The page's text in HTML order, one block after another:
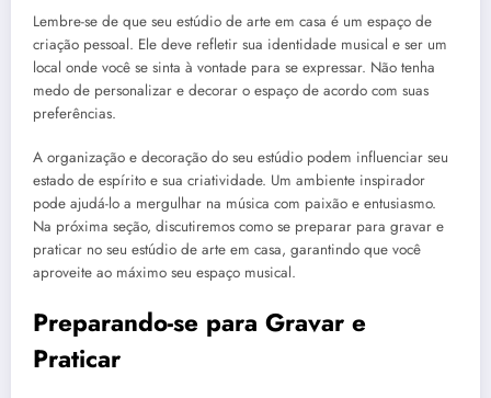
Lembre-se de que seu estúdio de arte em casa é um espaço de
criação pessoal. Ele deve refletir sua identidade musical e ser um
local onde você se sinta à vontade para se expressar. Não tenha
medo de personalizar e decorar o espaço de acordo com suas
preferências.
A organização e decoração do seu estúdio podem influenciar seu
estado de espírito e sua criatividade. Um ambiente inspirador
pode ajudá-lo a mergulhar na música com paixão e entusiasmo.
Na próxima seção, discutiremos como se preparar para gravar e
praticar no seu estúdio de arte em casa, garantindo que você
aproveite ao máximo seu espaço musical.
Preparando-se para Gravar e
Praticar